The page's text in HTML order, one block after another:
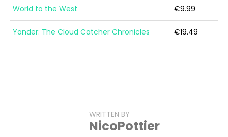
World to the West €9.99
Yonder: The Cloud Catcher Chronicles €19.49
WRITTEN BY
NicoPottier